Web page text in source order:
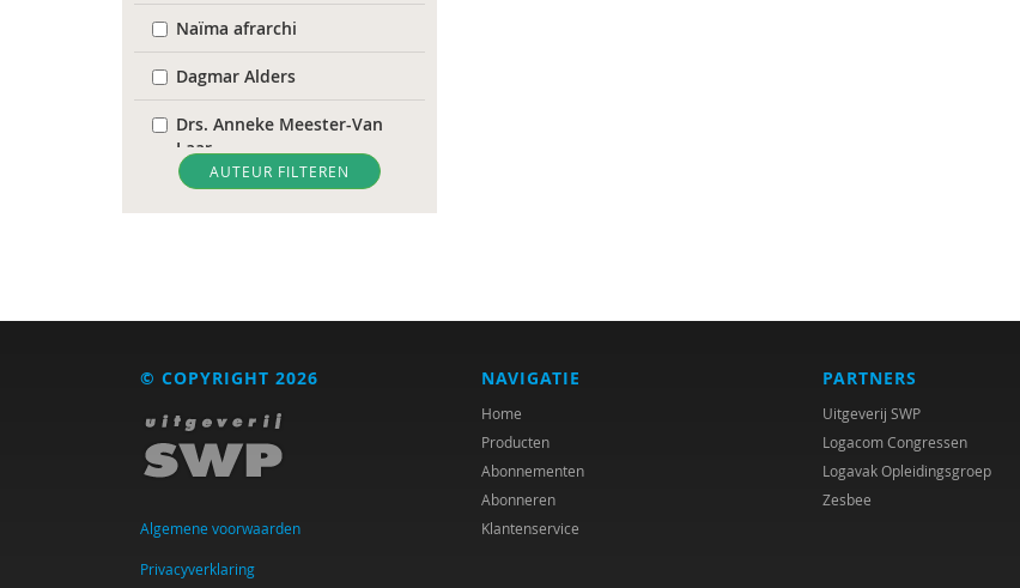
Naïma afrarchi
Dagmar Alders
Drs. Anneke Meester-Van
Laar
Rob Arnoldus
Ben Baarda
Herman Baartman
Ina Bakker
Joep Bakker
Rasit Bal
AUTEUR FILTEREN
© COPYRIGHT 2026
Algemene voorwaarden
Privacyverklaring
NAVIGATIE
Home
Producten
Abonnementen
Abonneren
Klantenservice
PARTNERS
Uitgeverij SWP
Logacom Congressen
Logavak Opleidingsgroep
Zesbee